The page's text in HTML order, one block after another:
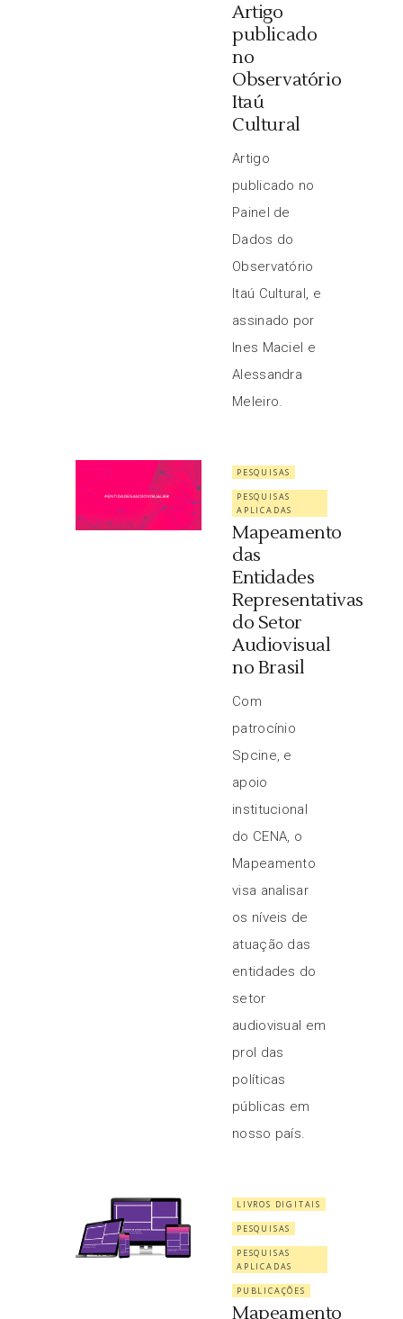
Artigo
publicado
no
Observatório
Itaú
Cultural
Artigo
publicado no
Painel de
Dados do
Observatório
Itaú Cultural, e
assinado por
Ines Maciel e
Alessandra
Meleiro.
PESQUISAS
PESQUISAS
APLICADAS
Mapeamento
das
Entidades
Representativas
do Setor
Audiovisual
no Brasil
Com
patrocínio
Spcine, e
apoio
institucional
do CENA, o
Mapeamento
visa analisar
os níveis de
atuação das
entidades do
setor
audiovisual em
prol das
políticas
públicas em
nosso país.
LIVROS DIGITAIS
PESQUISAS
PESQUISAS
APLICADAS
PUBLICAÇÕES
Mapeamento